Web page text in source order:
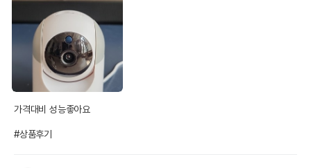
가격대비 성능좋아요
#상품후기